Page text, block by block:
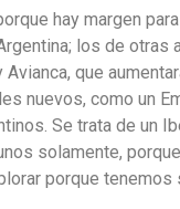
hay margen
los de otras
que
nuevos, como un
Se trata de un
solamente,
porque tenemos